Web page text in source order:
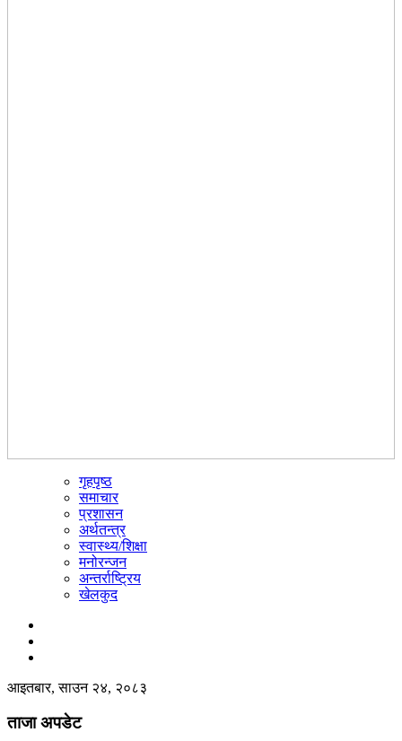
गृहपृष्ठ
समाचार
प्रशासन
अर्थतन्त्र
स्वास्थ्य/शिक्षा
मनोरन्जन
अन्तर्राष्ट्रिय
खेलकुद
आइतबार, साउन २४, २०८३
ताजा अपडेट